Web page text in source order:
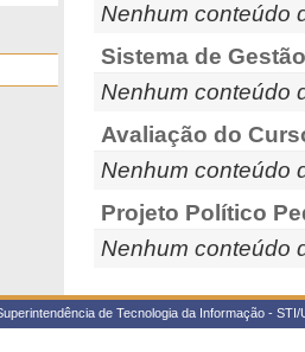
Nenhum conteúdo
Sistema de
Nenhum conteúdo
Avaliação do
Nenhum conteúdo
Projeto Político
Nenhum conteúdo
de Tecnologia da Informação -